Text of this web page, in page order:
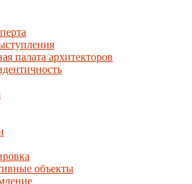
палата архитекторов
объекты